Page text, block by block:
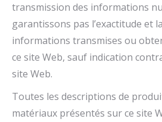
transmission des informations
garantissons pas l’exactitude et
informations transmises ou
ce site Web, sauf indication
site Web.
Toutes les descriptions de
matériaux présentés sur ce site